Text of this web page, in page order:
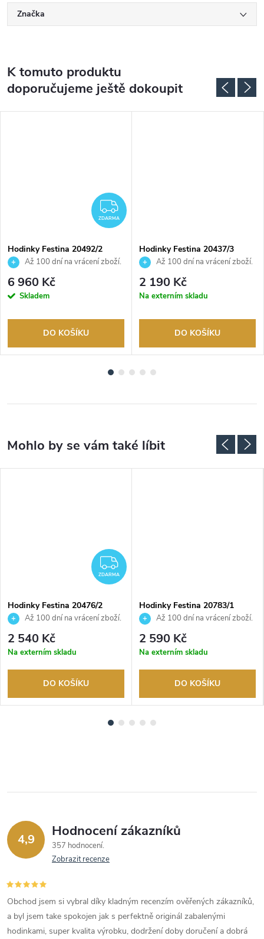
Značka
K tomuto produktu
doporučujeme ještě dokoupit
ZDARMA
ZDARMA
Hodinky Festina 20492/2
Až 100 dní na vrácení zboží.
Autorizovaný prodejce.
6 960 Kč
Skladem
DO KOŠÍKU
Hodinky Festina 20437/3
Až 100 dní na vrácení zboží.
Autorizovaný prodejce.
2 190 Kč
Na externím skladu
DO KOŠÍKU
ZDARMA
ZDARMA
Hodinky Festina 20476/2
Až 100 dní na vrácení zboží.
Autorizovaný prodejce.
2 540 Kč
Na externím skladu
DO KOŠÍKU
Hodinky Festina 20783/1
Až 100 dní na vrácení zboží.
Autorizovaný prodejce.
2 590 Kč
Na externím skladu
DO KOŠÍKU
4,9 Hodnocení zákazníků
357 hodnocení
Zobrazit recenze
Obchod jsem si vybral díky kladným recenzím ověřených zákazníků,
a byl jsem take spokojen jak s perfektně originál zabalenými
hodinkami, super kvalita výrobku, dodržení doby doručení a dobrá